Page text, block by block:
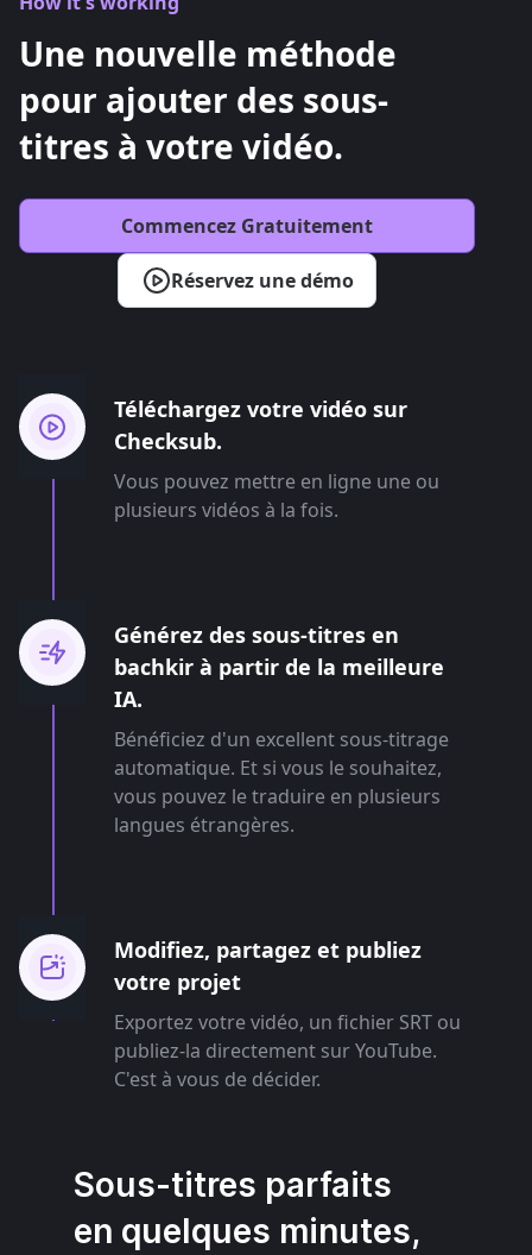
Une nouvelle méthode
pour ajouter des sous-
titres à votre vidéo.
Réservez une démo
Commencez Gratuitement
Téléchargez votre vidéo sur
Checksub.
Vous pouvez mettre en ligne une ou
plusieurs vidéos à la fois.
Générez des sous-titres en
bachkir à partir de la meilleure
IA.
Bénéficiez d'un excellent sous-titrage
automatique. Et si vous le souhaitez,
vous pouvez le traduire en plusieurs
langues étrangères.
Modifiez, partagez et publiez
votre projet
Exportez votre vidéo, un fichier SRT ou
publiez-la directement sur YouTube.
C'est à vous de décider.
Sous-titres parfaits
en quelques minutes,